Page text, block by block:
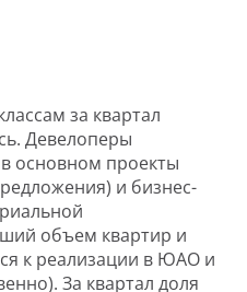
за квартал
Девелоперы
основном проекты
и бизнес-
объем квартир и
к реализации в ЮАО и
За квартал доля